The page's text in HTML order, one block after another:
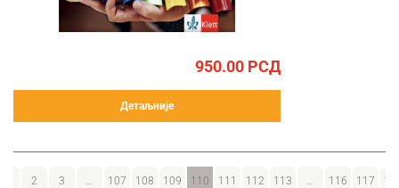
950.00 РСД
Детаљније
2 3 107 108 109 110 111 112 113 116 117